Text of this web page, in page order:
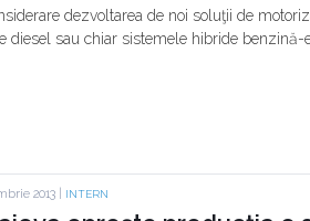
dezvoltarea de noi soluţii de
diesel sau chiar sistemele hibride benzină-
2013 | INTERN